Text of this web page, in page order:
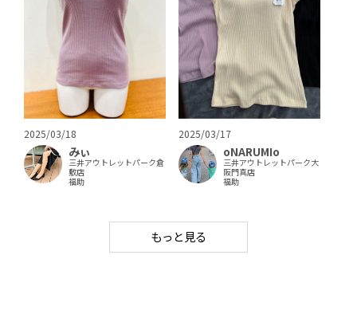
2025/03/18
みぃ
三井アウトレットパーク倉
敷店
福助
2025/03/17
oNARUMIo
三井アウトレットパーク大
阪門真店
福助
もっと見る